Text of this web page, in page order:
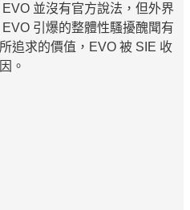
並沒有官方說法，但外界
引爆的整體性騷擾醜聞有
追求的價值，EVO 被 SIE 收
。